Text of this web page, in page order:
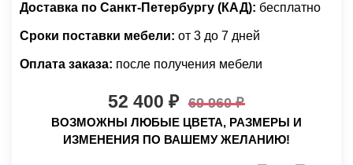
Доставка по Санкт-Петербургу (КАД): бесплатно
Сроки поставки мебели: от 3 до 7 дней
Оплата заказа: после получения мебели
52 400 69 960
ВОЗМОЖНЫ ЛЮБЫЕ ЦВЕТА, РАЗМЕРЫ И
ИЗМЕНЕНИЯ ПО ВАШЕМУ ЖЕЛАНИЮ!